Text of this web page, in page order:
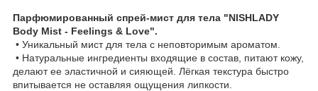
Парфюмированный спрей-мист для тела "NISHLADY
Body Mist - Feelings & Love".
• Уникальный мист для тела с неповторимым ароматом.
• Натуральные ингредиенты входящие в состав, питают кожу,
делают ее эластичной и сияющей. Лёгкая текстура быстро
впитывается не оставляя ощущения липкости.